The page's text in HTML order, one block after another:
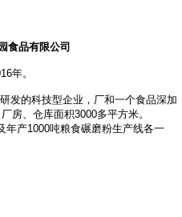
食品有限公司
年。
发的科技型企业，厂和一个食品深加
房、仓库面积3000多平方米。
年产1000吨粮食碾磨粉生产线各一